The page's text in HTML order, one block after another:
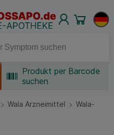
Produkt per Barcode
suchen
Wala Arzneimittel
Wala-